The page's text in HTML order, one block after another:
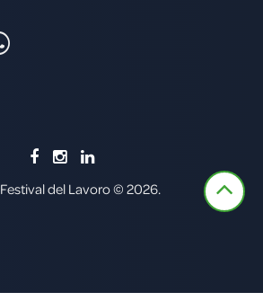
Festival del Lavoro © 2026.